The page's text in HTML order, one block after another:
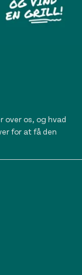
over os, og hvad
for at få den